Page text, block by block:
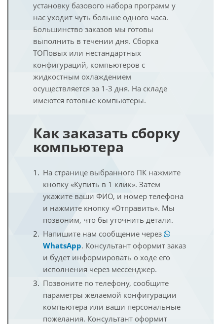
установку базового набора программ у
нас уходит чуть больше одного часа.
Большинство заказов мы готовы
выполнить в течении дня. Сборка
ТОПовых или нестандартных
конфигураций, компьютеров с
жидкостным охлаждением
осуществляется за 1-3 дня. На складе
имеются готовые компьютеры.
Как заказать сборку
компьютера
На странице выбранного ПК нажмите
кнопку «Купить в 1 клик». Затем
укажите ваши ФИО, и номер телефона
и нажмите кнопку «Отправить». Мы
позвоним, что бы уточнить детали.
Напишите нам сообщение через
WhatsApp. Консультант оформит заказ
и будет информировать о ходе его
исполнения через мессенджер.
Позвоните по телефону, сообщите
параметры желаемой конфигурации
компьютера или ваши персональные
пожелания. Консультант оформит